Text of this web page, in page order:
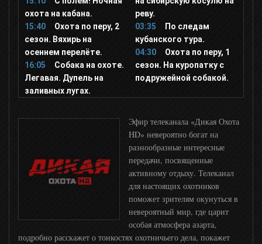
Nick Jr
Ералаш
СоюзМультфильм
Том и Джерри
М2
РУ ТВ
охота на кабана.
15:40
Охота по перу, 2
сезон. Вяхирь на
осеннем перелёте.
16:05
Собака на охоте.
Легавая. Дупель на
заливных лугах.
реву.
03:35
По следам
кубанского тура.
04:30
Охота по перу, 1
сезон. На куропатку с
подружейной собакой.
Эфир телеканала «Дикая Охота
HD» невероятно богат на
разнообразные интересные
передачи, посвященные
активному отдыху. Телеканал
для настоящих охотников
поможет зрителям окунуться в
невероятный мир, где царит
особая атмосфера азарта,
подробно расскажет о тонкостях охотничьего дела, покажет